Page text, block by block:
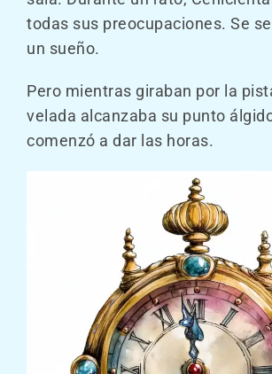
todas sus preocupaciones. Se
un sueño.
Pero mientras giraban por la
velada alcanzaba su punto
comenzó a dar las horas.